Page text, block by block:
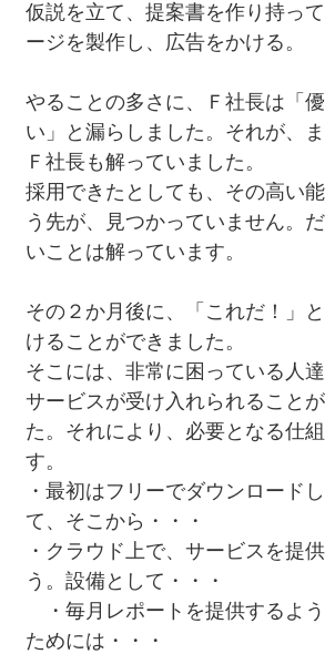
仮説を立て、提案書を作り持っ
ージを製作し、広告をかける。
やることの多さに、Ｆ社長は「
い」と漏らしました。それが、ま
Ｆ社長も解っていました。
採用できたとしても、その高い
う先が、見つかっていません。
いことは解っています。
その２か月後に、「これだ！」
けることができました。
そこには、非常に困っている人
サービスが受け入れられること
た。それにより、必要となる仕
す。
・最初はフリーでダウンロード
て、そこから・・・
・クラウド上で、サービスを提
う。設備として・・・
・毎月レポートを提供するよ
ためには・・・